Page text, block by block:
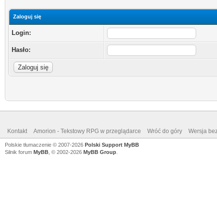
Zaloguj się
Login:
Hasło:
Kontakt Amorion - Tekstowy RPG w przeglądarce Wróć do góry Wersja
Polskie tłumaczenie © 2007-2026 Polski Support MyBB
Silnik forum MyBB , © 2002-2026 MyBB Group